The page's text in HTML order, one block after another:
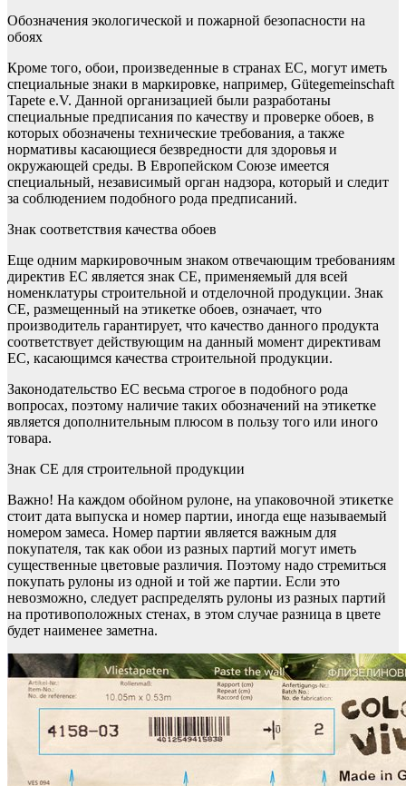
Обозначения экологической и пожарной безопасности на
обоях
Кроме того, обои, произведенные в странах ЕС, могут иметь
специальные знаки в маркировке, например, Gütegemeinschaft
Tapete e.V. Данной организацией были разработаны
специальные предписания по качеству и проверке обоев, в
которых обозначены технические требования, а также
нормативы касающиеся безвредности для здоровья и
окружающей среды. В Европейском Союзе имеется
специальный, независимый орган надзора, который и следит
за соблюдением подобного рода предписаний.
Знак соответствия качества обоев
Еще одним маркировочным знаком отвечающим требованиям
директив ЕС является знак CE, применяемый для всей
номенклатуры строительной и отделочной продукции. Знак
СЕ, размещенный на этикетке обоев, означает, что
производитель гарантирует, что качество данного продукта
соответствует действующим на данный момент директивам
ЕС, касающимся качества строительной продукции.
Законодательство ЕС весьма строгое в подобного рода
вопросах, поэтому наличие таких обозначений на этикетке
является дополнительным плюсом в пользу того или иного
товара.
Знак CE для строительной продукции
Важно! На каждом обойном рулоне, на упаковочной этикетке
стоит дата выпуска и номер партии, иногда еще называемый
номером замеса. Номер партии является важным для
покупателя, так как обои из разных партий могут иметь
существенные цветовые различия. Поэтому надо стремиться
покупать рулоны из одной и той же партии. Если это
невозможно, следует распределять рулоны из разных партий
на противоположных стенах, в этом случае разница в цвете
будет наименее заметна.